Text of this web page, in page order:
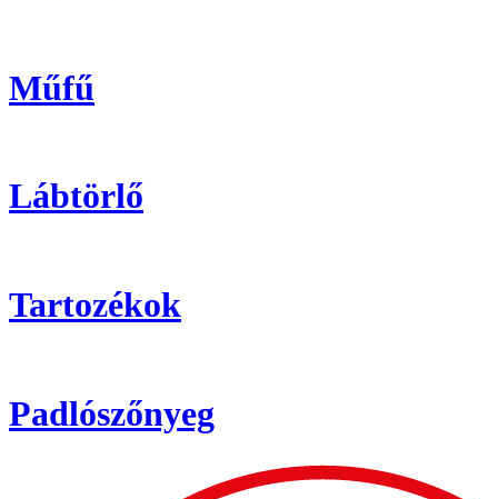
Műfű
Lábtörlő
Tartozékok
Padlószőnyeg